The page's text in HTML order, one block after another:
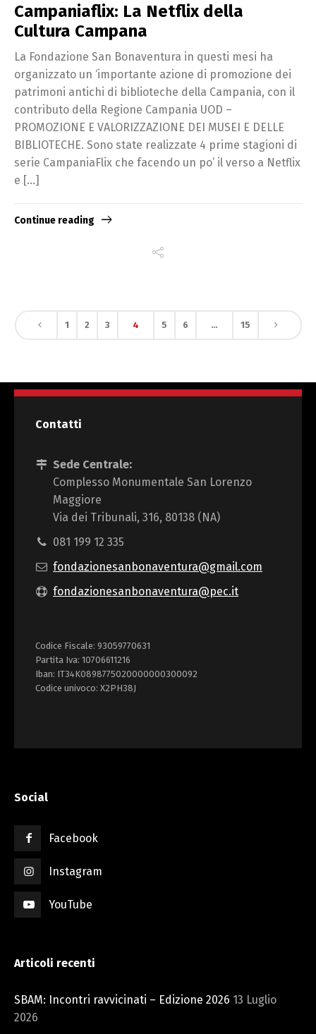
Campaniaflix: La Netflix della
Cultura Campana
La Fondazione San Bonaventura in questi mesi ha
organizzato un ‘importante azione di promozione dei
patrimoni antichi di biblioteche della Campania, con il
contributo della Regione Campania UOD –
PROMOZIONE E VALORIZZAZIONE DEI MUSEI E DELLE
BIBLIOTECHE. Sono state realizzate 4 prime stagioni di
serie CampaniaFlix che facendo un po’ il verso a Netflix
e […]
Continue reading
1 2 3 4 5 6 … 15
Contatti
Sede Centrale:
Complesso Monumentale San Lorenzo
Maggiore
Via dei Tribunali, 316, 80138 (NA)
081 199 12 335
fondazionesanbonaventura@gmail.com
fondazionesanbonaventura@pec.it
Codice Fiscale: 93059770631
Partita Iva: 10706611216
Iban: IT34K0898775020000000300092
Codice univoco: X2PH38J
Social
Facebook
Instagram
YouTube
Articoli recenti
SBAM: Incontri ravvicinati – Edizione 2026 13 Luglio
2026